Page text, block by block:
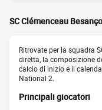
SC Clémenceau
Ritrovate per la squadra
diretta, la composizione
calcio di inizio e il
National 2.
Principali giocatori